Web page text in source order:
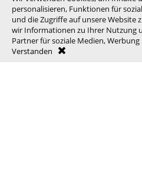
personalisieren, Funktionen für
und die Zugriffe auf unsere Website
wir Informationen zu Ihrer Nutzung
Partner für soziale Medien,
Verstanden